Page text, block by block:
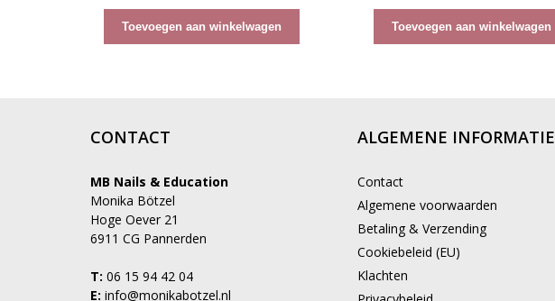
Toevoegen aan winkelwagen
5
Toevoegen aan winkelwagen
CONTACT
MB Nails & Education
Monika Bötzel
Hoge Oever 21
6911 CG Pannerden
T: 06 15 94 42 04
E: info@monikabotzel.nl
ALGEMENE INFORMATIE
Contact
Algemene voorwaarden
Betaling & Verzending
Cookiebeleid (EU)
Klachten